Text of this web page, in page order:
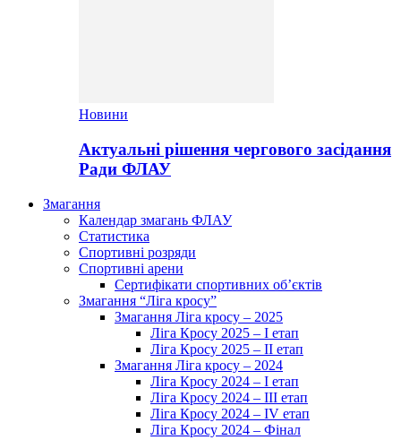
Новини
Актуальні рішення чергового засідання
Ради ФЛАУ
Змагання
Календар змагань ФЛАУ
Статистика
Спортивні розряди
Спортивні арени
Сертифікати спортивних об’єктів
Змагання “Ліга кросу”
Змагання Ліга кросу – 2025
Ліга Кросу 2025 – I етап
Ліга Кросу 2025 – II етап
Змагання Ліга кросу – 2024
Ліга Кросу 2024 – I етап
Ліга Кросу 2024 – III етап
Ліга Кросу 2024 – IV етап
Ліга Кросу 2024 – Фінал